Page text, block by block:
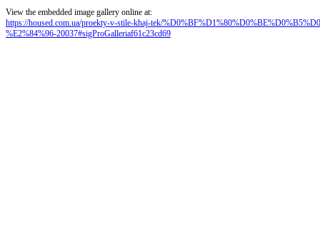
View the embedded image gallery online at:
https://housed.com.ua/proekty-v-stile-khaj-tek/
%E2%84%96-20037#sigProGalleriaf61c23cd69